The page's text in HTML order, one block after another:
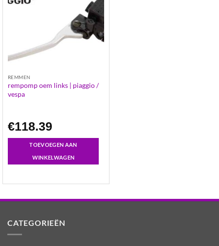
REMMEN
rempomp oem links | piaggio /
vespa
€118.39
TOEVOEGEN AAN
WINKELWAGEN
CATEGORIEËN